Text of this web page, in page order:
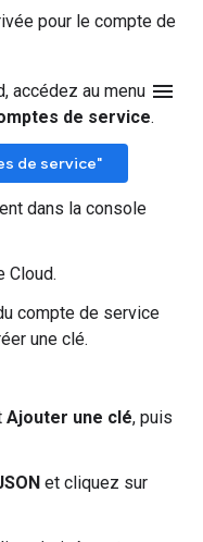
pour le compte de
accédez au menu menu
de service.
de service"
dans la console
Cloud.
compte de service
une clé.
Ajouter une clé, puis
et cliquez sur